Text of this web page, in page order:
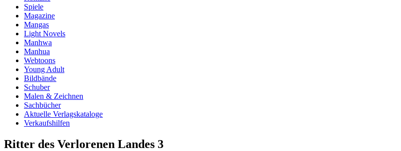
Spiele
Magazine
Mangas
Light Novels
Manhwa
Manhua
Webtoons
Young Adult
Bildbände
Schuber
Malen & Zeichnen
Sachbücher
Aktuelle Verlagskataloge
Verkaufshilfen
Ritter des Verlorenen Landes 3